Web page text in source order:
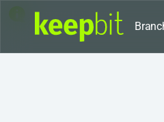
Karriere bei keepbit